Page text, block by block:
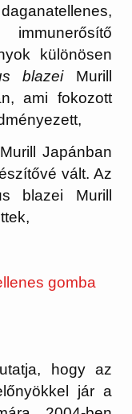
különösen
blazeiMurill
ami fokozott
Japánban
vált. Az
blazei Murill
gomba
hogy az
jár a